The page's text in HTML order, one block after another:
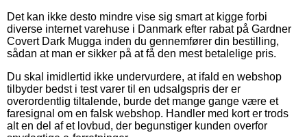
Det kan ikke desto mindre vise sig smart at kigge forbi
diverse internet varehuse i Danmark efter rabat på Gardner
Covert Dark Mugga inden du gennemfører din bestilling,
sådan at man er sikker på at få den mest betalelige pris.
Du skal imidlertid ikke undervurdere, at ifald en webshop
tilbyder bedst i test varer til en udsalgspris der er
overordentlig tiltalende, burde det mange gange være et
faresignal om en falsk webshop. Handler med kort er trods
alt en del af et lovbud, der begunstiger kunden overfor